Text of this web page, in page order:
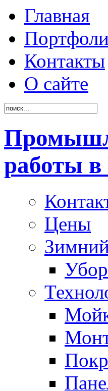
Главная
Контакты
О сайте
работы
Цены